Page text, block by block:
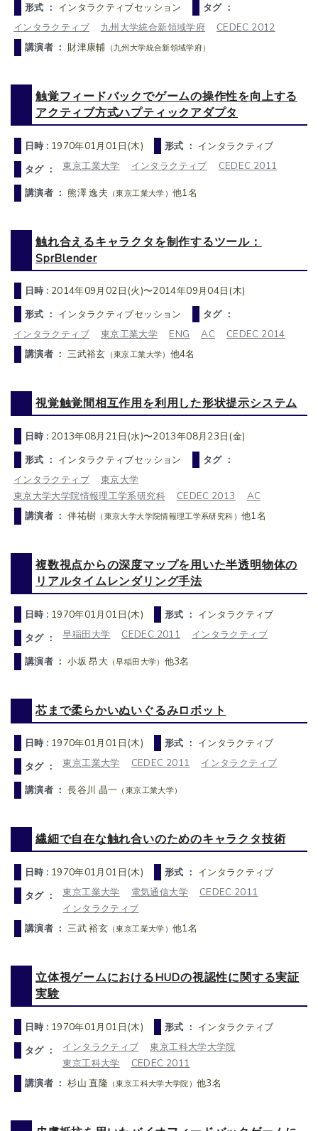
形式 ： インタラクティブセッション
タグ ：
インタラクティブ
九州大学統合新領域学府
CEDEC 2012
講演者 ：財津康輔 （九州大学統合新領域学府）
触覚フィードバックでゲームの操作性を向上する
アクティブ方式ハプティックアダプタ
日時 : 1970年01月01日(木) 形式 ： インタラクティブ
タグ ：
東京工業大学 インタラクティブ
CEDEC 2011
講演者 ：熊澤 逸夫 （東京工業大学） 他1名
触れ合えるキャラクタを制作するツール：
SprBlender
日時 : 2014年09月02日(火)〜2014年09月04日(木)
形式 ： インタラクティブセッション
タグ ：
インタラクティブ
東京工業大学 ENG AC
CEDEC 2014
講演者 ：三武裕玄 （東京工業大学） 他4名
視覚触覚間相互作用を利用した形状提示システム
日時 : 2013年08月21日(水)〜2013年08月23日(金)
形式 ： インタラクティブセッション
タグ ：
インタラクティブ
東京大学
東京大学大学院情報理工学系研究科
CEDEC 2013
AC
講演者 ：伴祐樹 （東京大学大学院情報理工学系研究科） 他1名
複数視点からの深度マップを用いた半透明物体の
リアルタイムレンダリング手法
日時 : 1970年01月01日(木) 形式 ： インタラクティブ
タグ ：
早稲田大学 CEDEC 2011
インタラクティブ
講演者 ：小坂 昂大 （早稲田大学） 他3名
芯まで柔らかいぬいぐるみロボット
日時 : 1970年01月01日(木) 形式 ： インタラクティブ
タグ ：
東京工業大学 CEDEC 2011
インタラクティブ
講演者 ：長谷川 晶一 （東京工業大学）
繊細で自在な触れ合いのためのキャラクタ技術
日時 : 1970年01月01日(木) 形式 ： インタラクティブ
タグ ：
東京工業大学 電気通信大学
CEDEC 2011
インタラクティブ
講演者 ：三武 裕玄 （東京工業大学） 他1名
立体視ゲームにおけるHUDの視認性に関する実証
実験
日時 : 1970年01月01日(木) 形式 ： インタラクティブ
タグ ：
インタラクティブ
東京工科大学大学院
東京工科大学
CEDEC 2011
講演者 ：杉山 直隆 （東京工科大学大学院）他3名